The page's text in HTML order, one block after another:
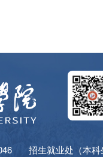
招生就业处（本